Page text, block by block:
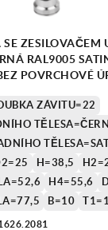
ZESILOVAČEM
RAL9005
POVRCHOVÉ
ZÁVITU=22
H=38,5
H4=55,6
B=10